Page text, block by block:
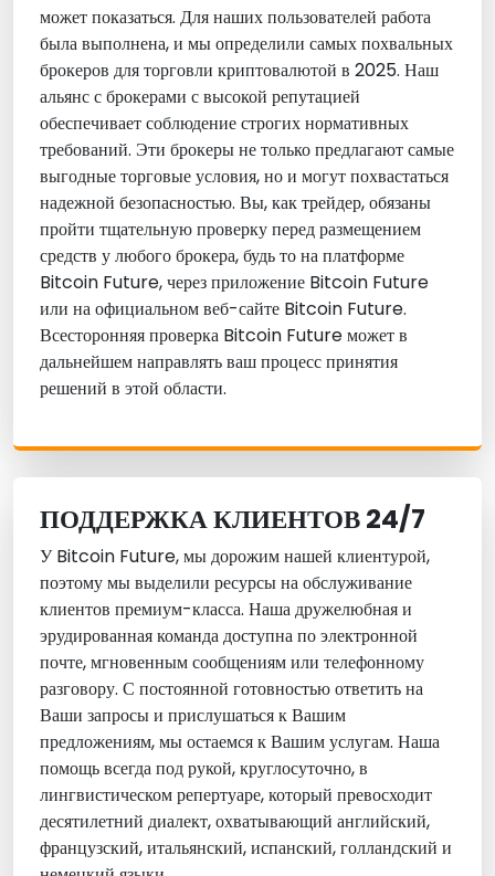
может показаться. Для наших пользователей работа
была выполнена, и мы определили самых похвальных
брокеров для торговли криптовалютой в 2025. Наш
альянс с брокерами с высокой репутацией
обеспечивает соблюдение строгих нормативных
требований. Эти брокеры не только предлагают самые
выгодные торговые условия, но и могут похвастаться
надежной безопасностью. Вы, как трейдер, обязаны
пройти тщательную проверку перед размещением
средств у любого брокера, будь то на платформе
Bitcoin Future, через приложение Bitcoin Future
или на официальном веб-сайте Bitcoin Future.
Всесторонняя проверка Bitcoin Future может в
дальнейшем направлять ваш процесс принятия
решений в этой области.
ПОДДЕРЖКА КЛИЕНТОВ 24/7
УBitcoin Future, мы дорожим нашей клиентурой,
поэтому мы выделили ресурсы на обслуживание
клиентов премиум-класса. Наша дружелюбная и
эрудированная команда доступна по электронной
почте, мгновенным сообщениям или телефонному
разговору. С постоянной готовностью ответить на
Ваши запросы и прислушаться к Вашим
предложениям, мы остаемся к Вашим услугам. Наша
помощь всегда под рукой, круглосуточно, в
лингвистическом репертуаре, который превосходит
десятилетний диалект, охватывающий английский,
французский, итальянский, испанский, голландский и